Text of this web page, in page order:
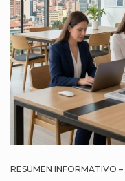
RESUMEN INFORMATIVO –